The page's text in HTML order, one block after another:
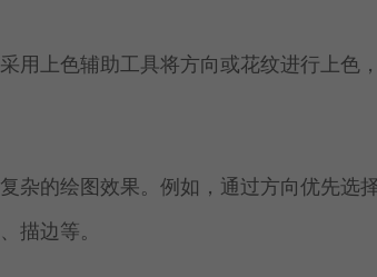
用上色辅助工具将方向或花纹进行上色
杂的绘图效果。例如，通过方向优先选
描边等。